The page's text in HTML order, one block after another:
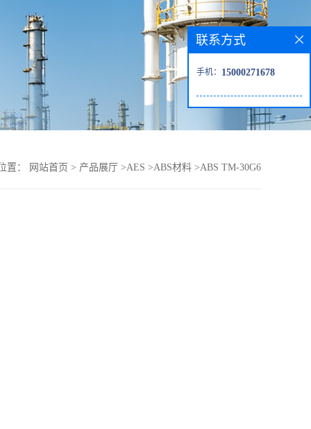
置： 网站首页 > 产品展厅 >AES >ABS材料 >ABS TM-30G6
联系方式
手机： 15000271678